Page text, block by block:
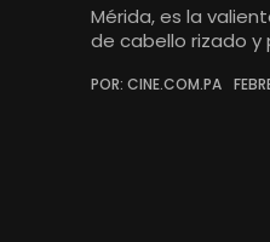
Mérida, es la
de cabello rizado
POR: CINE.COM.PA